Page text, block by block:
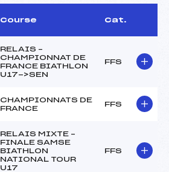
Course Cat.
RELAIS –
CHAMPIONNAT DE
FRANCE BIATHLON
U17->SEN
FFS
CHAMPIONNATS DE
FRANCE
FFS
RELAIS MIXTE –
FINALE SAMSE
BIATHLON
NATIONAL TOUR
U17
FFS